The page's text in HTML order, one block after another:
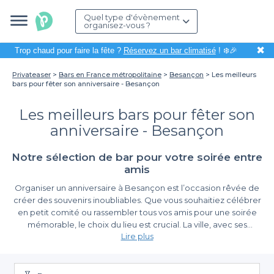
Quel type d'évènement
organisez-vous ?
Trop chaud pour faire la fête ? Réservez un bar climatisé! ❄️🎉 ✖
Privateaser Bars en France métropolitaine Besançon
Les meilleurs
bars pour fêter son anniversaire - Besançon
Les meilleurs bars pour fêter son
anniversaire - Besançon
Notre sélection de bar pour votre soirée entre
amis
Organiser un anniversaire à Besançon est l’occasion rêvée de
créer des souvenirs inoubliables. Que vous souhaitiez célébrer
en petit comité ou rassembler tous vos amis pour une soirée
mémorable, le choix du lieu est crucial. La ville, avec ses
charmantes ruelles et son histoire riche, offre une multitude de
recherche de l'endroit idéal devient un jeu d’enfant, vous
Simplifiez votre réservation avec Privateaser
Lire plus